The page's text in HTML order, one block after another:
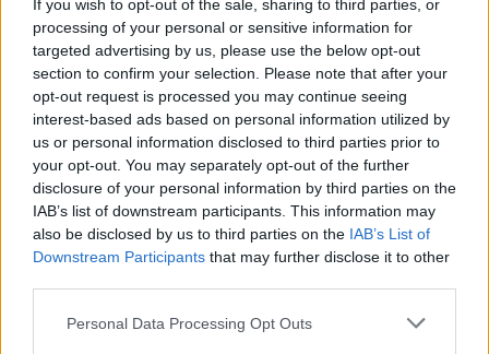
If you wish to opt-out of the sale, sharing to third parties, or
processing of your personal or sensitive information for
targeted advertising by us, please use the below opt-out
section to confirm your selection. Please note that after your
opt-out request is processed you may continue seeing
interest-based ads based on personal information utilized by
us or personal information disclosed to third parties prior to
your opt-out. You may separately opt-out of the further
disclosure of your personal information by third parties on the
IAB’s list of downstream participants. This information may
also be disclosed by us to third parties on the IAB’s List of
Downstream Participants that may further disclose it to other
Please note that this website/app uses one or more Google
Personal Data Processing Opt Outs
καλή διάθεση, έψαχνε σπίτι να μετακομίσει και
μιλούσε για τα όνειρα που έκανε προκειμένου να
προχωρήσει στη ζωή της.
Σύμφωνα με το ίδιο μέσο, το ενδεχόμενο της
εγκληματικής ενέργειας, δεν μπορεί να
αποκλειστεί, ιδιαίτερα αν ληφθεί υπόψη ο τρόπος
αυτοκτονίας, αλλά και η γενική εικόνα της σορού
που μεταφέρθηκε στο Κέντρο Υγείας της Αίγινας.
Σημειώνεται ότι η κοπέλα δεν άφησε κάποιο
σημείωμα, ενώ υποψίες γεννά και η εξαφάνιση